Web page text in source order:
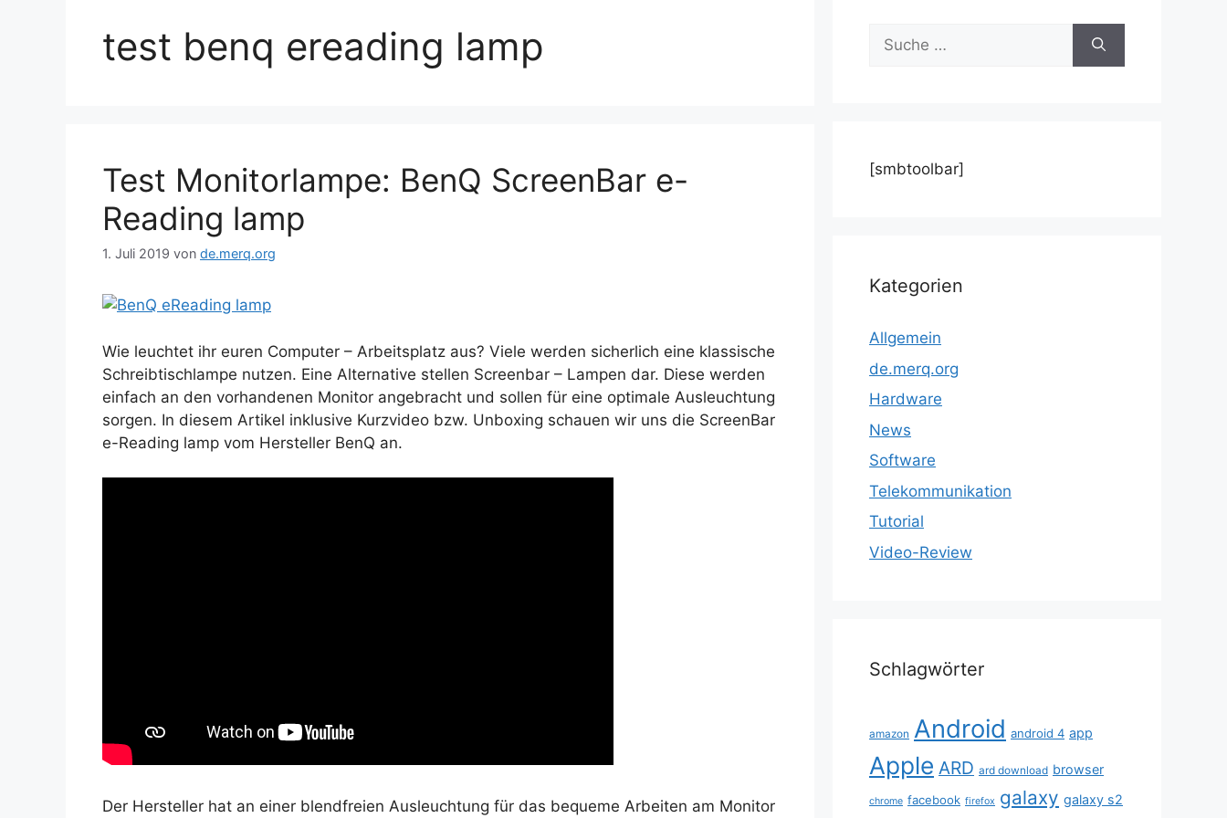
test benq ereading lamp
Test Monitorlampe: BenQ ScreenBar e-
Reading lamp
1. Juli 2019 von de.merq.org
Wie leuchtet ihr euren Computer – Arbeitsplatz aus? Viele werden sicherlich eine klassische
Schreibtischlampe nutzen. Eine Alternative stellen Screenbar – Lampen dar. Diese werden
einfach an den vorhandenen Monitor angebracht und sollen für eine optimale Ausleuchtung
sorgen. In diesem Artikel inklusive Kurzvideo bzw. Unboxing schauen wir uns die ScreenBar
e-Reading lamp vom Hersteller BenQ an.
Der Hersteller hat an einer blendfreien Ausleuchtung für das bequeme Arbeiten am Monitor
Suche
nach:
[smbtoolbar]
Kategorien
Allgemein
de.merq.org
Hardware
News
Software
Telekommunikation
Tutorial
Video-Review
Schlagwörter
amazon Android android 4 app
Apple ARD ard download browser
chrome facebook firefox galaxy galaxy s2